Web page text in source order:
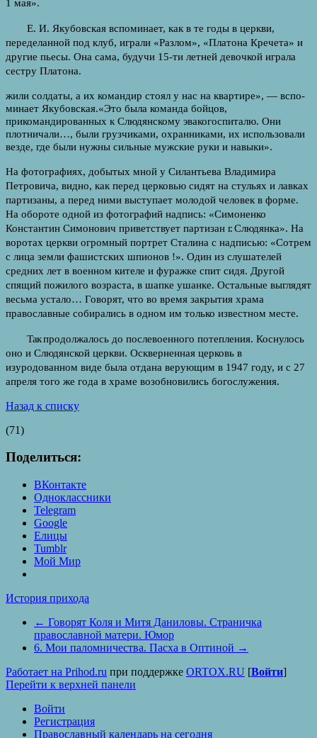
1 мая».
Е. И. Якубовская вспоминает, как в те годы в церкви,
переделан­ной под клуб, играли «Разлом», «Платона Кречета» и
другие пьесы. Она сама, будучи 15-ти летней девочкой играла
сестру Платона.
жили солдаты, а их командир стоял у нас на квартире», — вспо­
минает Якубовская.«Это была команда бойцов,
прикомандированных к Слюдянскому эвакогоспиталю. Они
плотничали…, были грузчиками, охранниками, их использовали
везде, где были нужны сильные муж­ские руки и навыки».
На фотографиях, добытых мной у Силантьева Владимира
Петровича, видно, как перед церковью сидят на стульях и лавках
партизаны, а перед ними выступает молодой человек в форме.
На обороте одной из фотографий надпись: «Симоненко
Константин Симонович приветствует партизан г.Слюдянка». На
воротах церкви огромный портрет Сталина с надписью: «Сотрем
с лица земли фашист­ских шпионов !». Один из слушателей
средних лет в военном кителе и фуражке спит сидя. Другой
спящий пожилого возраста, в шапке ушанке. Остальные выглядят
весьма устало… Говорят, что во время закрытия храма
православные собирались в одном им только известном месте.
Такпродолжалось до послевоенного потепления. Коснулось
оно и Слюдянской церкви. Оскверненная церковь в
изуродованном виде была отдана верующим в 1947 году, и с 27
апреля того же года в храме возобновились богослужения.
Назад к списку
(71)
Поделиться:
ВКонтакте
Одноклассники
Telegram
Google
Елицы
Tumblr
Мой Мир
История прихода
← Говорят Коля и Митя Даниловы. Страничка
православной матери. Юмор
6. Мои паломничества. Пасха в Оптиной →
Работает на Prihod.ru при поддержке ORTOX.RU [Войти]
Перейти к верхней панели
Войти
Регистрация
Православный календарь на сегодня